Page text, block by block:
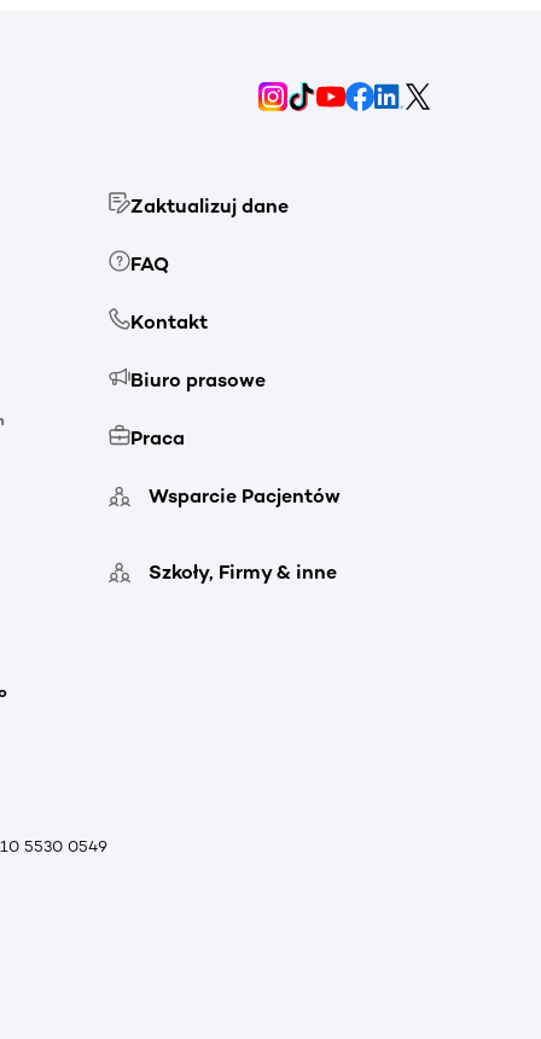
Zaktualizuj dane
FAQ
Kontakt
Biuro prasowe
Praca
Wsparcie Pacjentów
Szkoły, Firmy & inne
5530 0549